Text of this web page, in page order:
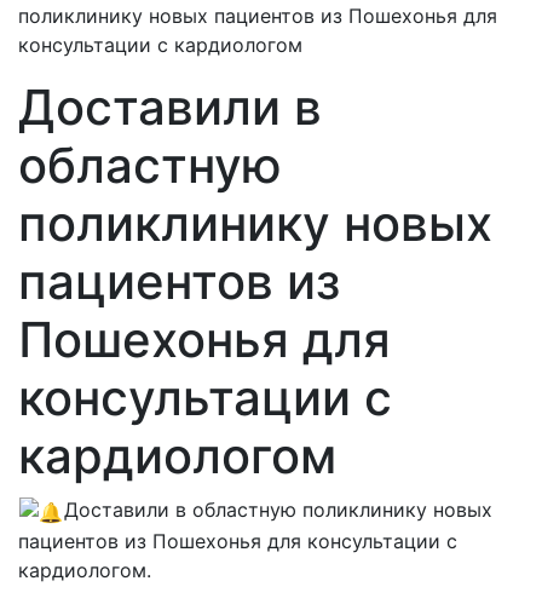
поликлинику новых пациентов из Пошехонья для
консультации с кардиологом
Доставили в
областную
поликлинику новых
пациентов из
Пошехонья для
консультации с
кардиологом
Доставили в областную поликлинику новых
пациентов из Пошехонья для консультации с
кардиологом.